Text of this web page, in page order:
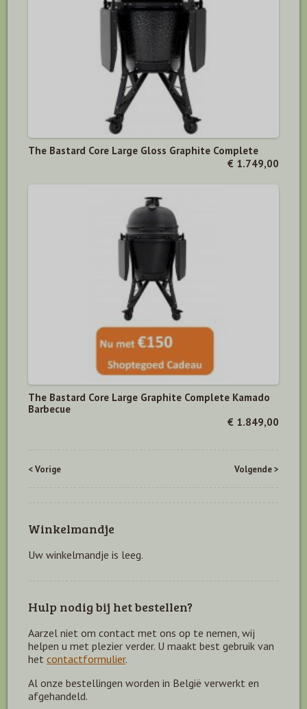
The Bastard Core Large Gloss Graphite Complete
€ 1.749,00
The Bastard Core Large Graphite Complete Kamado
Barbecue
€ 1.849,00
< Vorige Volgende >
Winkelmandje
Uw winkelmandje is leeg.
Hulp nodig bij het bestellen?
Aarzel niet om contact met ons op te nemen, wij
helpen u met plezier verder. U maakt best gebruik van
het contactformulier.
Al onze bestellingen worden in België verwerkt en
afgehandeld.